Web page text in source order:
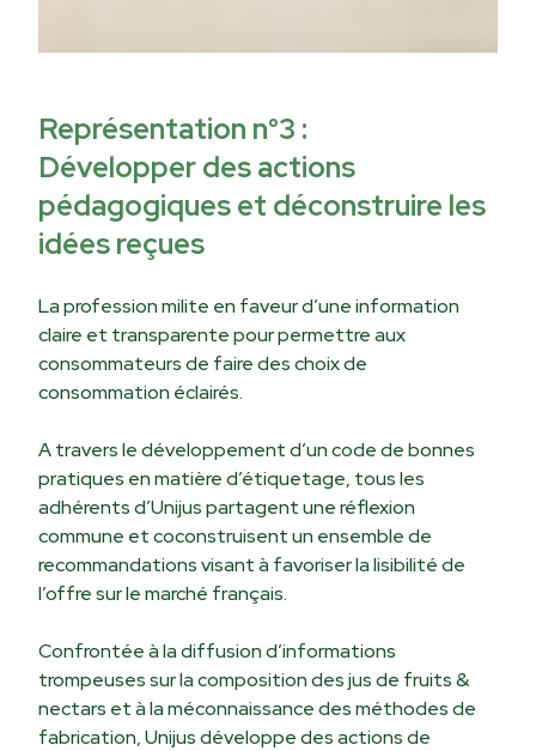
Représentation n°3 :
Développer des actions
pédagogiques et déconstruire les
idées reçues
La profession milite en faveur d’une information
claire et transparente pour permettre aux
consommateurs de faire des choix de
consommation éclairés.
A travers le développement d’un code de bonnes
pratiques en matière d’étiquetage, tous les
adhérents d’Unijus partagent une réflexion
commune et coconstruisent un ensemble de
recommandations visant à favoriser la lisibilité de
l’offre sur le marché français.
Confrontée à la diffusion d’informations
trompeuses sur la composition des jus de fruits &
nectars et à la méconnaissance des méthodes de
fabrication, Unijus développe des actions de